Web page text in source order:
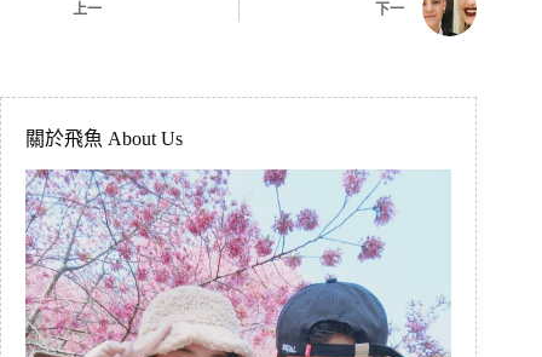
上一 下一
關於飛魚 About Us